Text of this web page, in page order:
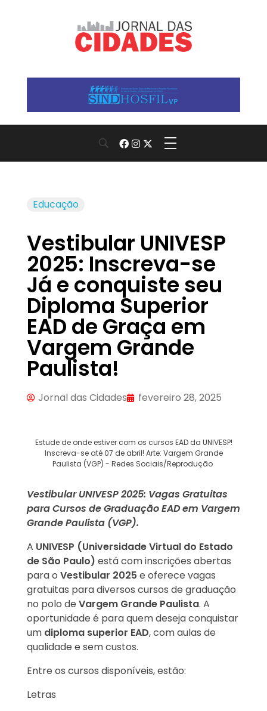
Educação
Vestibular UNIVESP
2025: Inscreva-se
Já e conquiste seu
Diploma Superior
EAD de Graça em
Vargem Grande
Paulista!
Jornal das Cidades fevereiro 28, 2025
Estude de onde estiver com os cursos EAD da UNIVESP!
Inscreva-se até 07 de abril! Arte: Vargem Grande
Paulista (VGP) - Redes Sociais/Reprodução
Vestibular UNIVESP 2025: Vagas Gratuitas
para Cursos de Graduação EAD em Vargem
Grande Paulista (VGP).
A UNIVESP (Universidade Virtual do Estado
de São Paulo) está com inscrições abertas
para o Vestibular 2025 e oferece vagas
gratuitas para diversos cursos de graduação
no polo de Vargem Grande Paulista. A
oportunidade é para quem deseja conquistar
um diploma superior EAD, com aulas de
qualidade e sem custos.
Entre os cursos disponíveis, estão:
Letras